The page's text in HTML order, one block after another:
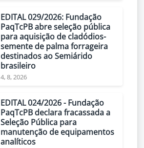
EDITAL 029/2026: Fundação
PaqTcPB abre seleção pública
para aquisição de cladódios-
semente de palma forrageira
destinados ao Semiárido
brasileiro
4, 8, 2026
EDITAL 024/2026 - Fundação
PaqTcPB declara fracassada a
Seleção Pública para
manutenção de equipamentos
analíticos